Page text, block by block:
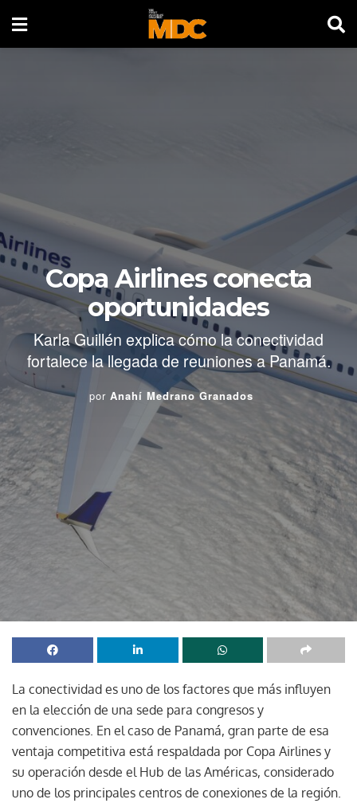
Copa Airlines conecta
oportunidades
Karla Guillén explica cómo la conectividad
fortalece la llegada de reuniones a Panamá.
por Anahí Medrano Granados
La conectividad es uno de los factores que más influyen
en la elección de una sede para congresos y
convenciones. En el caso de Panamá, gran parte de esa
ventaja competitiva está respaldada por Copa Airlines y
su operación desde el Hub de las Américas, considerado
uno de los principales centros de conexiones de la región.